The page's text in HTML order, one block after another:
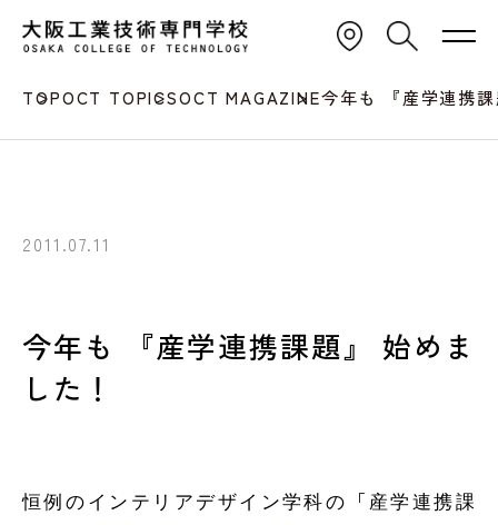
TOPOCT TOPICSOCT MAGAZINE今年も 『産学連携
2011.07.11
今年も 『産学連携課題』 始めま
した！
恒例の インテリアデザイン学科の 「 産学連携課